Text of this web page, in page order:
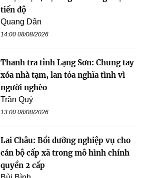
tiến độ
Quang Dân
14:00 08/08/2026
Thanh tra tỉnh Lạng Sơn: Chung tay
xóa nhà tạm, lan tỏa nghĩa tình vì
người nghèo
Trần Quý
13:00 08/08/2026
Lai Châu: Bồi dưỡng nghiệp vụ cho
cán bộ cấp xã trong mô hình chính
quyền 2 cấp